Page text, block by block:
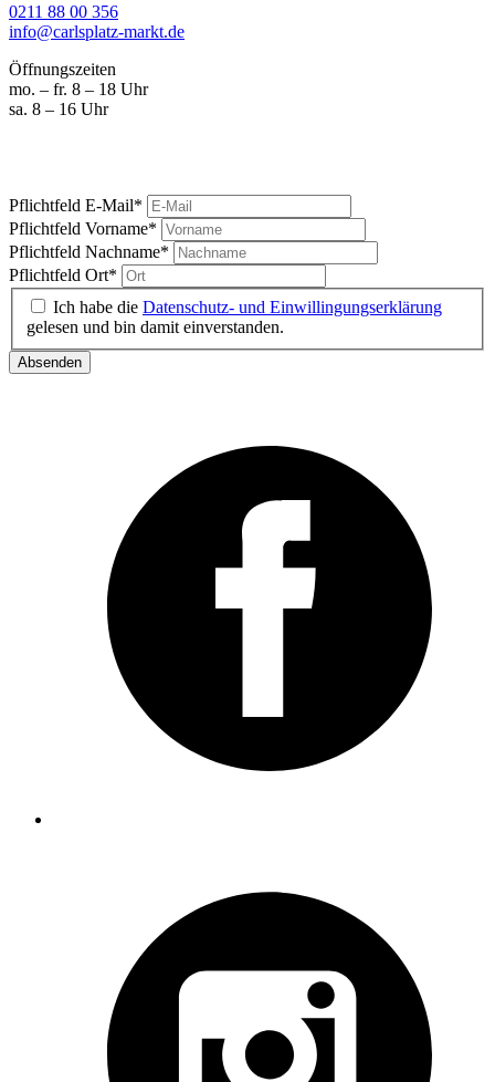
0211 88 00 356
info@carlsplatz-markt.de
Öffnungszeiten
mo. – fr. 8 – 18 Uhr
sa. 8 – 16 Uhr
Pflichtfeld E-Mail*
Pflichtfeld Vorname*
Pflichtfeld Nachname*
Pflichtfeld Ort*
Ich habe die Datenschutz- und Einwillingungserklärung
gelesen und bin damit einverstanden.
Absenden